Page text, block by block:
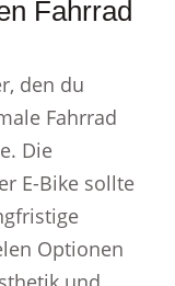
Fahrrad
den du
Fahrrad
Die
E-Bike sollte
Optionen